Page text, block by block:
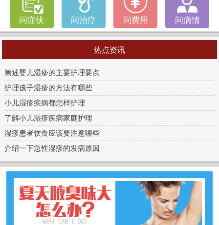
问症状 问治疗 问费用 问病情
热点资讯
阐述婴儿湿疹的主要护理要点
护理孩子湿疹的方法有哪些
小儿湿疹疾病都怎样护理
了解小儿湿疹疾病家庭护理
湿疹患者饮食应该要注意哪些
介绍一下急性湿疹的发病原因